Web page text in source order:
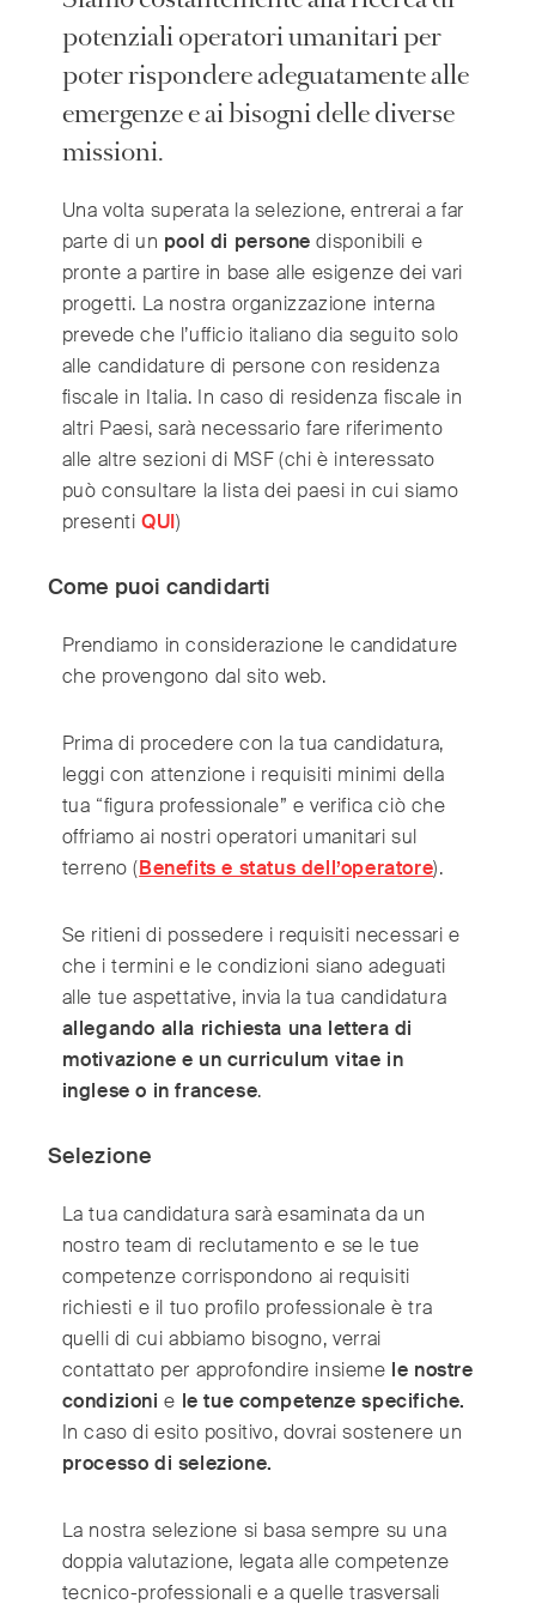
potenziali operatori umanitari per
poter rispondere adeguatamente alle
emergenze e ai bisogni delle diverse
missioni.
Una volta superata la selezione, entrerai a far
parte di un pool di persone disponibili e
pronte a partire in base alle esigenze dei vari
progetti. La nostra organizzazione interna
prevede che l’ufficio italiano dia seguito solo
alle candidature di persone con residenza
fiscale in Italia. In caso di residenza fiscale in
altri Paesi, sarà necessario fare riferimento
alle altre sezioni di MSF (chi è interessato
può consultare la lista dei paesi in cui siamo
presentiQUI)
Come puoi candidarti
Prendiamo in considerazione le candidature
che provengono dal sito web.
Prima di procedere con la tua candidatura,
leggi con attenzione i requisiti minimi della
tua “figura professionale” e verifica ciò che
offriamo ai nostri operatori umanitari sul
terreno (Benefits e status dell’operatore).
Se ritieni di possedere i requisiti necessari e
che i termini e le condizioni siano adeguati
alle tue aspettative, invia la tua candidatura
allegando alla richiesta una lettera di
motivazione e un curriculum vitae in
inglese o in francese.
Selezione
La tua candidatura sarà esaminata da un
nostro team di reclutamento e se le tue
competenze corrispondono ai requisiti
richiesti e il tuo profilo professionale è tra
quelli di cui abbiamo bisogno, verrai
contattato per approfondire insieme le nostre
condizioni e le tue competenze specifiche.
In caso di esito positivo, dovrai sostenere un
processo di selezione.
La nostra selezione si basa sempre su una
doppia valutazione, legata alle competenze
tecnico-professionali e a quelle trasversali
International (English)
Argentina (Español)
Australia
Belgium (Nederlands/Français)
Brazil (Português)
Canada (English/Français)
Czech Republic (Česky/English)
Denmark (Dansk)
France (Français)
Germany (Deutsch)
Greece (ελληνικά)
Ireland (English)
Japan (日本語)
Luxembourg (Français)
Myanmar
Netherlands (Nederlands)
Norway (Norsk)
Russia (Русский)
South East Asia (汉语/English)
South Korea (한국어)
Spain (Español)
Sweden
Switzerland (Deutsch/Français)
United Kingdom
United States (English)